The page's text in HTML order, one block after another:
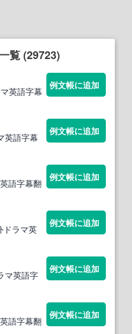
覧 (29723)
英語字幕
例文帳に追加
英語字幕
例文帳に追加
語字幕翻
例文帳に追加
ドラマ英
例文帳に追加
マ英語字
例文帳に追加
語字幕翻
例文帳に追加